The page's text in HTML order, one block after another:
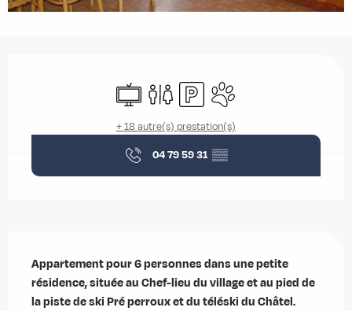
TélévisionToilettesParkingAnimaux acceptés
+ 18 autre(s) prestation(s)
04 79 59 31 ▒▒
Appartement pour 6 personnes dans une petite
résidence, située au Chef-lieu du village et au pied de
la piste de ski Pré perroux et du téléski du Châtel.